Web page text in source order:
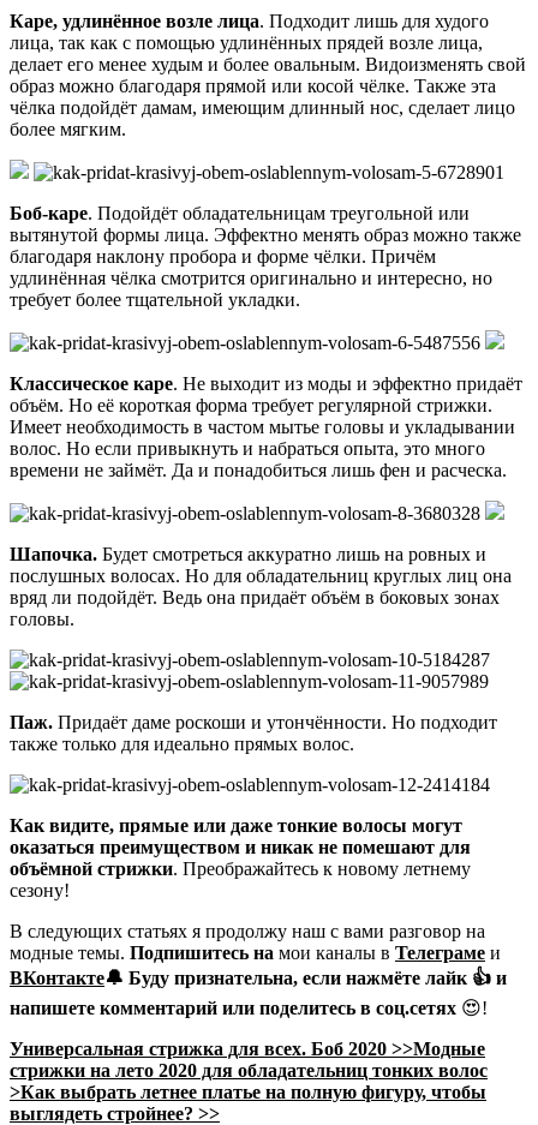
Каре, удлинённое возле лица. Подходит лишь для худого
лица, так как с помощью удлинённых прядей возле лица,
делает его менее худым и более овальным. Видоизменять свой
образ можно благодаря прямой или косой чёлке. Также эта
чёлка подойдёт дамам, имеющим длинный нос, сделает лицо
более мягким.
Боб-каре. Подойдёт обладательницам треугольной или
вытянутой формы лица. Эффектно менять образ можно также
благодаря наклону пробора и форме чёлки. Причём
удлинённая чёлка смотрится оригинально и интересно, но
требует более тщательной укладки.
Классическое каре. Не выходит из моды и эффектно придаёт
объём. Но её короткая форма требует регулярной стрижки.
Имеет необходимость в частом мытье головы и укладывании
волос. Но если привыкнуть и набраться опыта, это много
времени не займёт. Да и понадобиться лишь фен и расческа.
Шапочка. Будет смотреться аккуратно лишь на ровных и
послушных волосах. Но для обладательниц круглых лиц она
вряд ли подойдёт. Ведь она придаёт объём в боковых зонах
головы.
Паж. Придаёт даме роскоши и утончённости. Но подходит
также только для идеально прямых волос.
Как видите, прямые или даже тонкие волосы могут
оказаться преимуществом и никак не помешают для
объёмной стрижки. Преображайтесь к новому летнему
сезону!
В следующих статьях я продолжу наш с вами разговор на
модные темы. Подпишитесь на мои каналы в Телеграме и
ВКонтакте🔔 Буду признательна, если нажмёте лайк 👍 и
напишете комментарий или поделитесь в соц.сетях 😍!
Универсальная стрижка для всех. Боб 2020 >>Модные
стрижки на лето 2020 для обладательниц тонких волос
>Как выбрать летнее платье на полную фигуру, чтобы
выглядеть стройнее? >>